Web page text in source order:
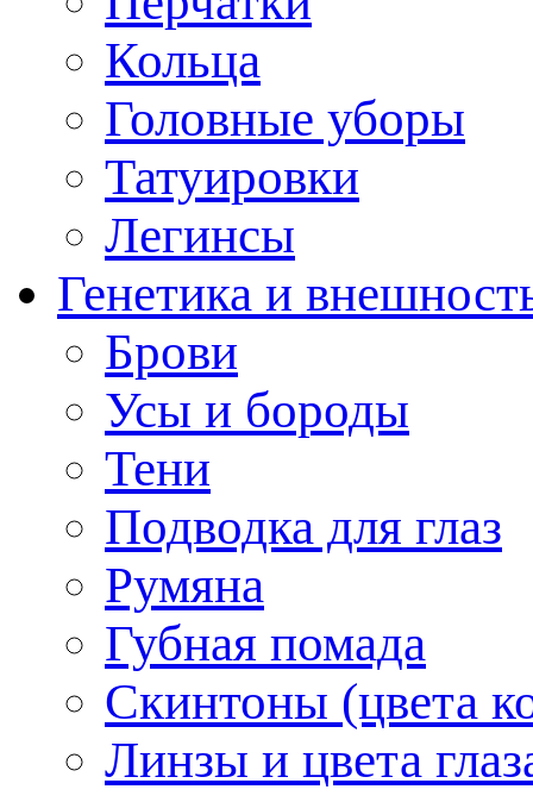
Кольца
Головные уборы
Татуировки
Легинсы
Генетика и
Брови
Усы и бороды
Тени
Подводка для глаз
Румяна
Губная помада
Скинтоны (цвета
Линзы и цвета